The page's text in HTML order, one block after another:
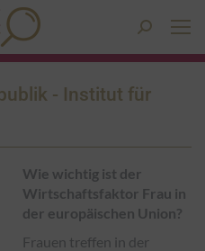
Search:
- Institut für
Wie wichtig ist der
Wirtschaftsfaktor Frau in
der europäischen Union?
Frauen treffen in der